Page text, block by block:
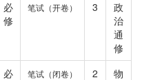
必
修
笔试（开卷） 3
政
治
通
修
必
笔试（闭卷） 2
物